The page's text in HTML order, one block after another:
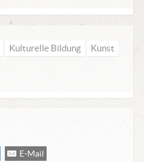
Kulturelle Bildung
Kunst
E-Mail